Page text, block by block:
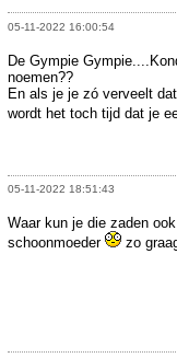
05-11-2022 16:00:54
De Gympie
noemen??
En als je je zó verveelt
wordt het toch tijd dat je
05-11-2022 18:51:43
Waar kun je die zaden
schoonmoeder
zo